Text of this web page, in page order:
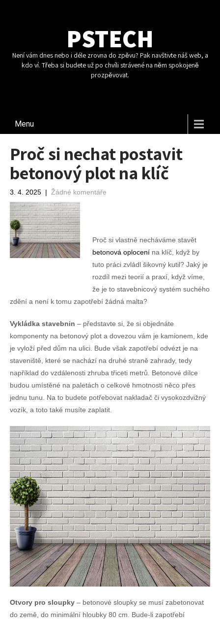
PSTECH
Není vám dnes nebo i déle zrovna do zpěvu? Pak navštivte náš web, a
kdo ví. Třeba si budete už po chvíli strávené na něm spokojeně
prozpěvovat.
Menu
Proč si nechat postavit
betonový plot na klíč
3. 4. 2025 | Žádné komentáře
Proč si vlastně necháváme stavět
betonová oplocenína klíč, když by
tuto práci zvládl šikovný kutil? Jaký je
rozdíl mezi teorií a praxí, když víme,
že je to stavebnicový systém suchého
zdění a není k tomu zapotřebí žádná malta?
Vykládka stavebnin – představte si, že si objednáte
komponenty na betonový plot a dovezou vám je kamionem, kde
je vyloží před dům na ulici. Bude však zapotřebí odvézt je na
staveniště, které se nachází na druhé straně zahrady, tedy
například do vzdálenosti zhruba třiceti metrů. Betonové dílce
budou umístěné na paletách o celkové hmotnosti něco přes
jednu tunu. Na to budete potřebovat nakladač či vysokozdvižný
vozík, a toto také musíte zaplatit.
Otvory pro sloupky – betonové sloupky se musí zabetonovat
do země, do minimální hloubky 80 cm. Bude-li zapotřebí